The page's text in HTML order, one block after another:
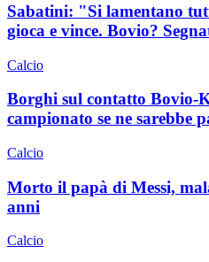
Sabatini: "Si lamentano
gioca e vince. Bovio?
Calcio
Borghi sul contatto
campionato se ne sarebbe
Calcio
Morto il papà di Messi,
anni
Calcio